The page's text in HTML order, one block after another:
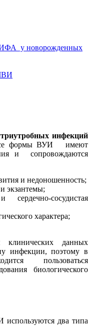
ИФА у новорожденных
инфекций
формы ВУИ имеют
и сопровождаются
и недоношенность;
экзантемы;
сосудистая
характера;
данных
инфекции, поэтому в
пользоваться
биологического
два типа